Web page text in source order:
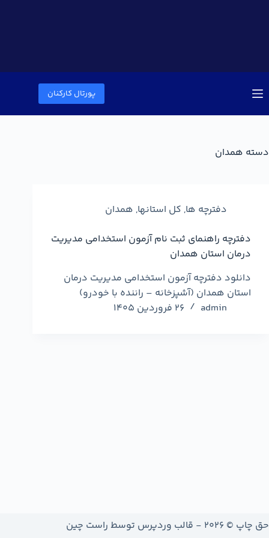
پورتال کارکنان
دسته همدان
دفترچه ها, کل استانها, همدان
دفترچه راهنمای ثبت نام آزمون استخدامی مدیریت
درمان استان همدان
دانلود دفترچه آزمون استخدامی مدیریت درمان
استان همدان (آشپزخانه – راننده با خودرو)
admin
26 فروردین 1405
حق چاپ © 2026 - قالب وردپرس توسط راست چین